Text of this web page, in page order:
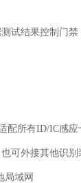
试结果控制门
配所有ID/IC感
可外接其他识
局域网